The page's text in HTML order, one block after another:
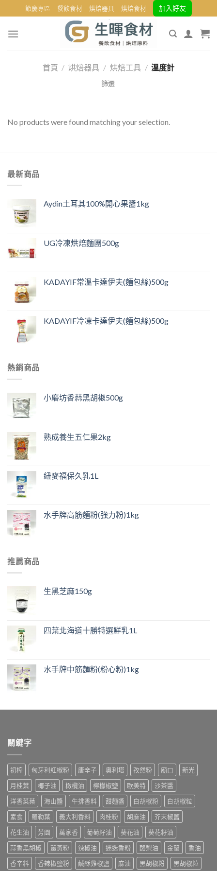
to
content
節慶專區 餐飲食材 烘焙器具 烘焙食材 加入好友
首頁 / 烘焙器具 / 烘焙工具 / 溫度計
No products were found matching your selection.
最新商品
Aydin土耳其100%開心果醬1kg
UG冷凍烘焙麵團500g
KADAYIF常溫卡達伊夫(麵包絲)500g
KADAYIF冷凍卡達伊夫(麵包絲)500g
熱銷商品
小磨坊香蒜黑胡椒500g
熟成養生五仁果2kg
紐麥福保久乳1L
水手牌高筋麵粉(強力粉)1kg
推薦商品
生黑芝麻150g
四葉北海道十勝特選鮮乳1L
水手牌中筋麵粉(粉心粉)1kg
關鍵字
初榨 匈牙利紅椒粉 唐辛子 奧利塔 孜然粉 廟口
新光
月桂葉
椰子油 橄欖油 檸檬椒鹽 歐美特
沙茶醬
洋香菜葉
海山醬 牛排香料 甜麵醬 白胡椒粉
白胡椒粒
素食
羅勒葉 義大利香料 肉桂粉 胡麻油
芥末椒鹽
花生油
芳園 萬家香 葡萄籽油 葵花油
葵花籽油
蒜香黑胡椒
薑黃粉 辣椒油 迷迭香粉 酪梨油 金蘭
香油
香辛料
香辣椒鹽粉 鹹酥雞椒鹽 麻油 黑胡椒粉 黑胡椒粒